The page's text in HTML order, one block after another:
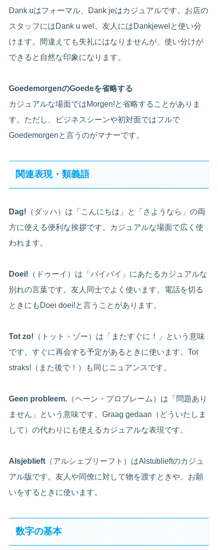
Dank uはフォーマル、Dank jeはカジュアルです。お店の
スタッフにはDank u wel、友人にはDankjewelと使い分
けます。間違えても失礼にはなりませんが、使い分けが
できると自然な印象になります。
GoedemorgenのGoedeを省略する
カジュアルな場面ではMorgen!と省略することがありま
す。ただし、ビジネスシーンや初対面ではフルで
Goedemorgenと言うのがマナーです。
関連表現・類義語
Dag! （ダッハ）は「こんにちは」と「さようなら」の両
方に使える便利な挨拶です。カジュアルな場面で広く使
われます。
Doei! （ドゥーイ）は「バイバイ」にあたるカジュアルな
別れの言葉です。友人同士でよく使います。電話を切る
ときにもDoei doei!と言うことがあります。
Tot zo! （トット・ゾー）は「またすぐに！」という意味
です。すぐに再会する予定があるときに使います。Tot
straks!（また後で！）も同じニュアンスです。
Geen probleem. （ヘーン・プロブレーム）は「問題あり
ません」という意味です。Graag gedaan（どういたしま
して）の代わりにも使えるカジュアルな表現です。
Alsjeblieft （アルシェブリーフト）はAlstublieftのカジュ
アル版です。友人や同僚に対して物を渡すときや、お願
いをするときに使います。
数字の基本